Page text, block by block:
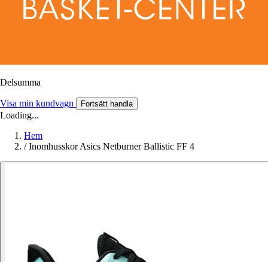
Delsumma
Visa min kundvagn Fortsätt handla
Loading...
Hem
/ Inomhusskor Asics Netburner Ballistic FF 4